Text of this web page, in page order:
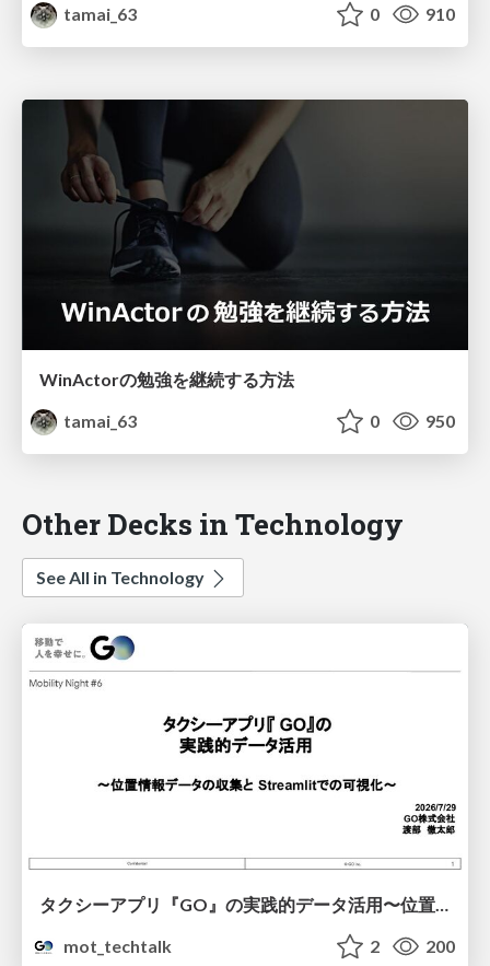
tamai_63
0 910
WinActorの勉強を継続する方法
tamai_63
0 950
Other Decks in Technology
See All in Technology
mot_techtalk
2 200